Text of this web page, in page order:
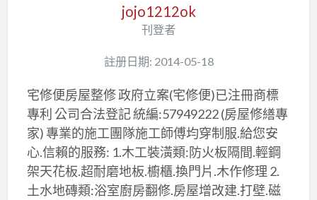
jojo1212ok
刊登者
註册日期: 2014-05-18
宅修便房屋整修 政府立案(宅修便)已注冊商標
專利 公司合法登記 統編:57949222 (房屋修繕專
家) 專業的施工團隊施工師傅均穿制服.給您安
心.信賴的服務: 1.木工裝潢類:防火板隔間.輕鋼
架天花板.超耐磨地板.櫥櫃.換門片.木作修理 2.
土水地磚類:浴室廚房翻修.房屋增改建.打壁.磁